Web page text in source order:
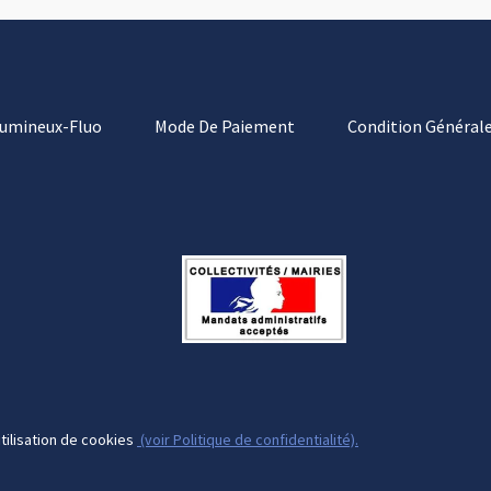
Fluo Mode De Paiement Condition
de cookies (voir Politique de confidentialité).